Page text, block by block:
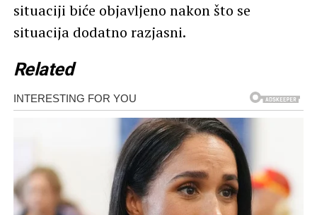
situaciji biće objavljeno nakon što se
situacija dodatno razjasni.
Related